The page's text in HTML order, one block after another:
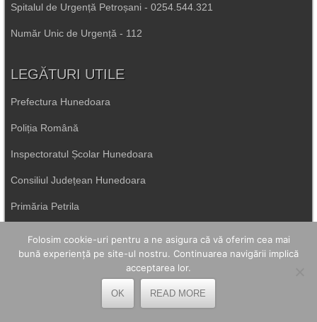
Spitalul de Urgență Petroșani - 0254.544.321
Număr Unic de Urgență - 112
LEGĂTURI UTILE
Prefectura Hunedoara
Poliția Română
Inspectoratul Școlar Hunedoara
Consiliul Județean Hunedoara
Primăria Petrila
Primăria Petroșani
Folosim cookie-uri pentru a ne asigura că vă oferim cea mai
bună experiență pe site-ul nostru. Continuarea navigării implică
acceptarea lor.
OK READ MORE